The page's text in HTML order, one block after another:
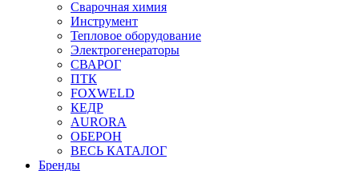
Сварочная химия
Инструмент
Тепловое оборудование
Электрогенераторы
СВАРОГ
ПТК
FOXWELD
КЕДР
AURORA
ОБЕРОН
ВЕСЬ КАТАЛОГ
Бренды